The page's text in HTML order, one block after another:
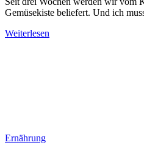
Gemüsekiste beliefert. Und ich
Weiterlesen
Ernährung